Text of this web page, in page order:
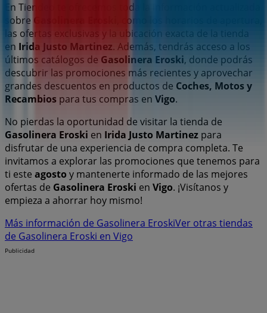
En Tiendeo te ofrecemos toda la información actualizada
sobre Gasolinera Eroski
, como los horarios de apertura,
las ofertas exclusivas y la ubicación exacta de la tienda
en Irida Justo Martinez. Además, tendrás acceso a los
últimos catálogos de Gasolinera Eroski, donde podrás
descubrir las promociones más recientes y aprovechar
grandes descuentos en productos de Coches, Motos y
Recambios para tus compras en Vigo.
No pierdas la oportunidad de visitar la tienda de
Gasolinera Eroski en Irida Justo Martinez para
disfrutar de una experiencia de compra completa. Te
invitamos a explorar las promociones que tenemos para
ti este agosto y mantenerte informado de las mejores
ofertas de Gasolinera Eroski en Vigo. ¡Visítanos y
empieza a ahorrar hoy mismo!
Más información de Gasolinera EroskiVer otras tiendas
de Gasolinera Eroski en Vigo
Publicidad